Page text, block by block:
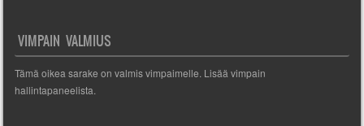
VIMPAIN VALMIUS
Tämä oikea sarake on valmis vimpaimelle. Lisää vimpain
hallintapaneelista.